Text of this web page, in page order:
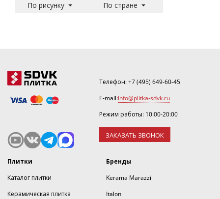
По рисунку
По стране
Телефон:+7 (495) 649-60-45
E-mail:info@plitka-sdvk.ru
Режим работы: 10:00-20:00
ЗАКАЗАТЬ ЗВОНОК
Плитки
Каталог плитки
Керамическая плитка
Бренды
Kerama Marazzi
Italon